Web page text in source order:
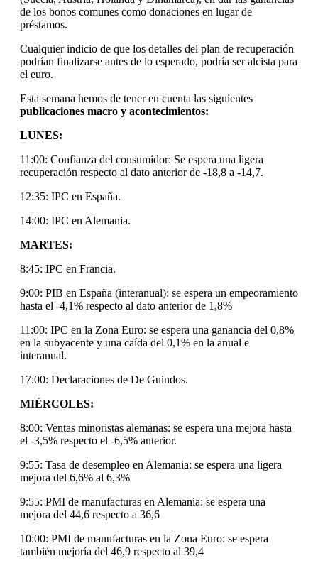
de los bonos comunes como donaciones en lugar de
préstamos.
Cualquier indicio de que los detalles del plan de recuperación
podrían finalizarse antes de lo esperado, podría ser alcista para
el euro.
Esta semana hemos de tener en cuenta las siguientes
publicaciones macro y acontecimientos:
LUNES:
11:00: Confianza del consumidor: Se espera una ligera
recuperación respecto al dato anterior de -18,8 a -14,7.
12:35: IPC en España.
14:00: IPC en Alemania.
MARTES:
8:45: IPC en Francia.
9:00: PIB en España (interanual): se espera un empeoramiento
hasta el -4,1% respecto al dato anterior de 1,8%
11:00: IPC en la Zona Euro: se espera una ganancia del 0,8%
en la subyacente y una caída del 0,1% en la anual e
interanual.
17:00: Declaraciones de De Guindos.
MIÉRCOLES:
8:00: Ventas minoristas alemanas: se espera una mejora hasta
el -3,5% respecto el -6,5% anterior.
9:55: Tasa de desempleo en Alemania: se espera una ligera
mejora del 6,6% al 6,3%
9:55: PMI de manufacturas en Alemania: se espera una
mejora del 44,6 respecto a 36,6
10:00: PMI de manufacturas en la Zona Euro: se espera
también mejoría del 46,9 respecto al 39,4